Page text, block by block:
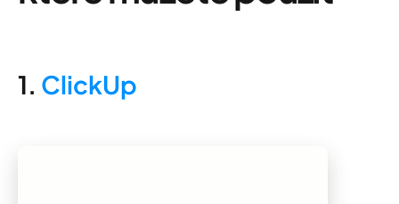
1. ClickUp